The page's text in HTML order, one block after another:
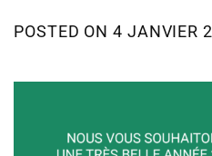
POSTED ON4 JANVIER